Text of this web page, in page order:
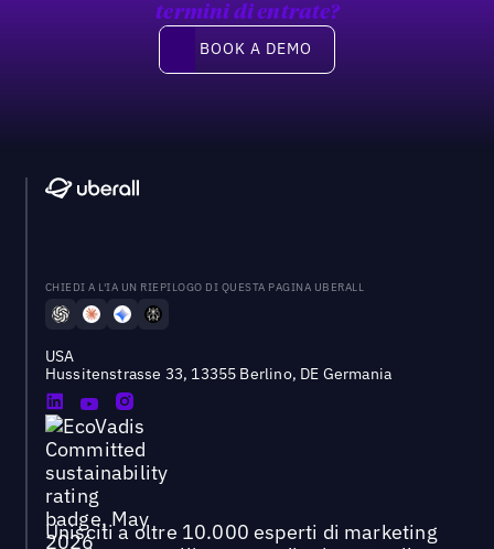
termini di entrate?
Book a demo
BOOK A DEMO
CHIEDI A L'IA UN RIEPILOGO DI QUESTA PAGINA UBERALL
USA
Hussitenstrasse 33, 13355 Berlino, DE Germania
Unisciti a oltre 10.000 esperti di marketing